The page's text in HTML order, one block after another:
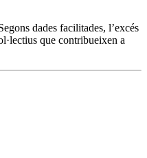
dades facilitades, l’excés
que contribueixen a